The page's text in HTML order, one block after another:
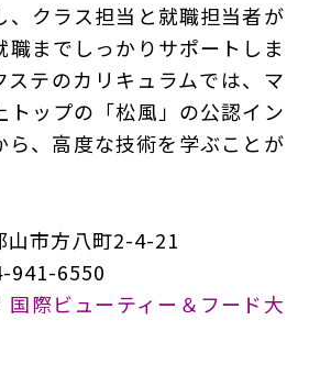
、クラス担当と就職担当者が
職までしっかりサポートしま
ステのカリキュラムでは、マ
トップの「松風」の公認イン
ら、高度な技術を学ぶことが
山市方八町2-4-21
941-6550
国際ビューティー＆フード大